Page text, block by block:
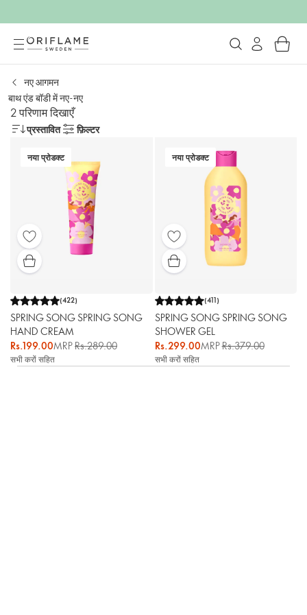
नए आगमन
बाथ एंड बॉडी में नए-नए
2 परिणाम दिखाएँ
प्रस्तावित फ़िल्टर
नया प्रोडक्ट
(422)
SPRING SONG SPRING SONG
HAND CREAM
Rs.199.00MRPRs.289.00
सभी करों सहित
नया प्रोडक्ट
(411)
SPRING SONG SPRING SONG
SHOWER GEL
Rs.299.00MRPRs.379.00
सभी करों सहित